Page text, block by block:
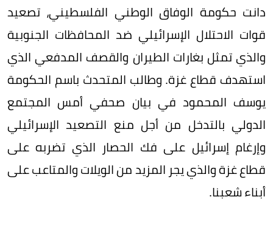
دانت حكومة الوفاق الوطني الفلسطيني، تصعيد
قوات الاحتلال الإسرائيلي ضد المحافظات الجنوبية
والذي تمثل بغارات الطيران والقصف المدفعي الذي
استهدف قطاع غزة. وطالب المتحدث باسم الحكومة
يوسف المحمود في بيان صحفي أمس المجتمع
الدولي بالتدخل من أجل منع التصعيد الإسرائيلي
وإرغام إسرائيل على فك الحصار الذي تضربه على
قطاع غزة والذي يجر المزيد من الويلات والمتاعب على
أبناء شعبنا.